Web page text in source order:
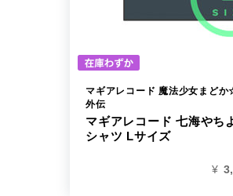
マギアレコード 魔法少女まど
外伝
マギアレコード 七海やち
シャツ Lサイズ
¥